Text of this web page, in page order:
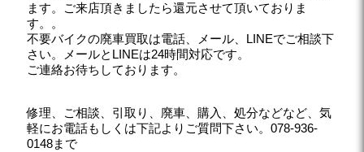
ます。ご来店頂きましたら還元させて頂いておりま
す。。
不要バイクの廃車買取は電話、メール、LINEでご相談下
さい。メールとLINEは24時間対応です。
ご連絡お待ちしております。
修理、ご相談、引取り、廃車、購入、処分などなど、気
軽にお電話もしくは下記よりご質問下さい。078-936-
0148まで